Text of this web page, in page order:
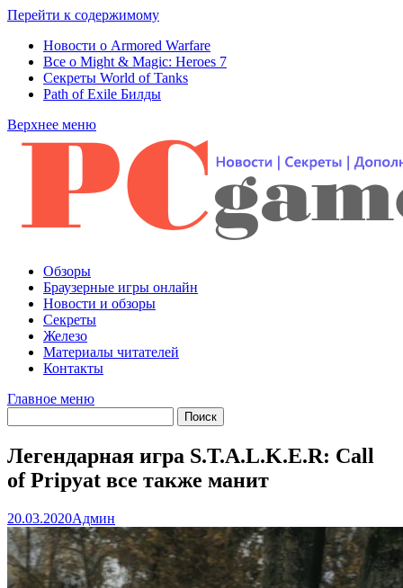
Перейти к содержимому
Новости о Armored Warfare
Все о Might & Magic: Heroes 7
Секреты World of Tanks
Path of Exile Билды
Верхнее меню
Обзоры
Браузерные игры онлайн
Новости и обзоры
Секреты
Железо
Материалы читателей
Контакты
Главное меню
Легендарная игра S.T.A.L.K.E.R: Call
of Pripyat все также манит
20.03.2020Админ